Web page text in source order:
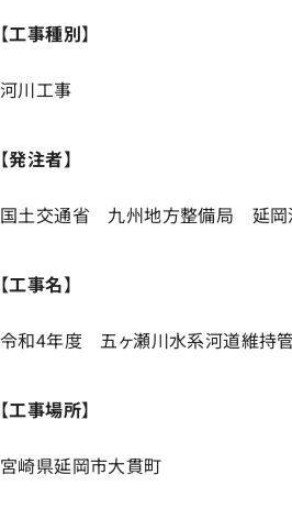
【工事種別】
河川工事
【発注者】
国土交通省 九州地方整備局 延岡
【工事名】
令和4年度 五ヶ瀬川水系河道維持
【工事場所】
宮崎県延岡市大貫町